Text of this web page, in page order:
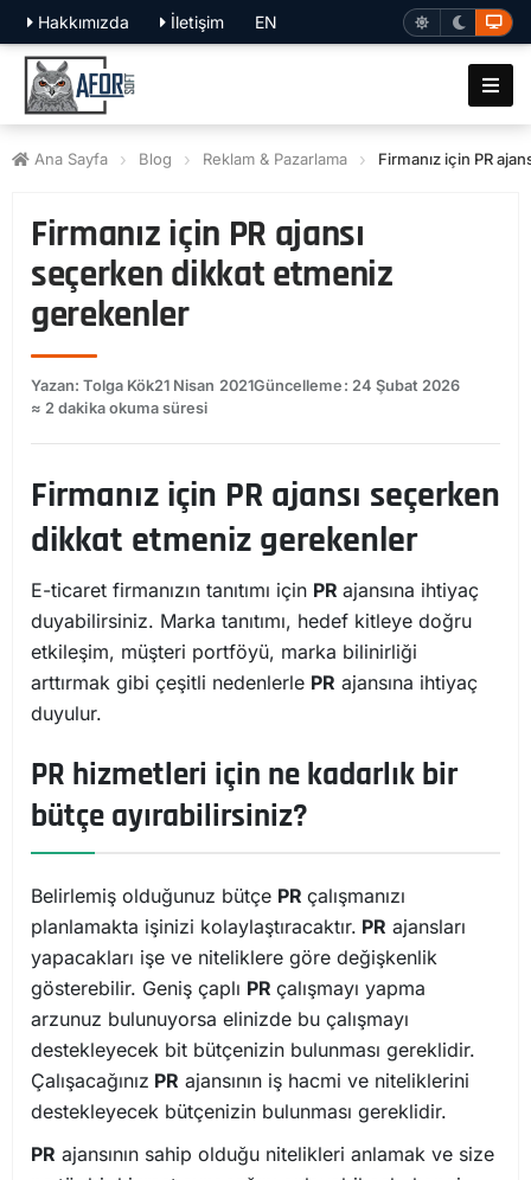
Hakkımızda İletişim EN
Ana Sayfa Blog Reklam & Pazarlama Firmanız için PR
Firmanız için PR ajansı
seçerken dikkat etmeniz
gerekenler
Yazan: Tolga Kök21 Nisan 2021Güncelleme: 24 Şubat 2026
≈ 2 dakika okuma süresi
Firmanız için PR ajansı seçerken
dikkat etmeniz gerekenler
E-ticaret firmanızın tanıtımı için PR ajansına ihtiyaç
duyabilirsiniz. Marka tanıtımı, hedef kitleye doğru
etkileşim, müşteri portföyü, marka bilinirliği
arttırmak gibi çeşitli nedenlerle PR ajansına ihtiyaç
duyulur.
PR hizmetleri için ne kadarlık bir
bütçe ayırabilirsiniz?
Belirlemiş olduğunuz bütçe PR çalışmanızı
planlamakta işinizi kolaylaştıracaktır. PR ajansları
yapacakları işe ve niteliklere göre değişkenlik
gösterebilir. Geniş çaplı PR çalışmayı yapma
arzunuz bulunuyorsa elinizde bu çalışmayı
destekleyecek bit bütçenizin bulunması gereklidir.
Çalışacağınız PR ajansının iş hacmi ve niteliklerini
destekleyecek bütçenizin bulunması gereklidir.
PR ajansının sahip olduğu nitelikleri anlamak ve size